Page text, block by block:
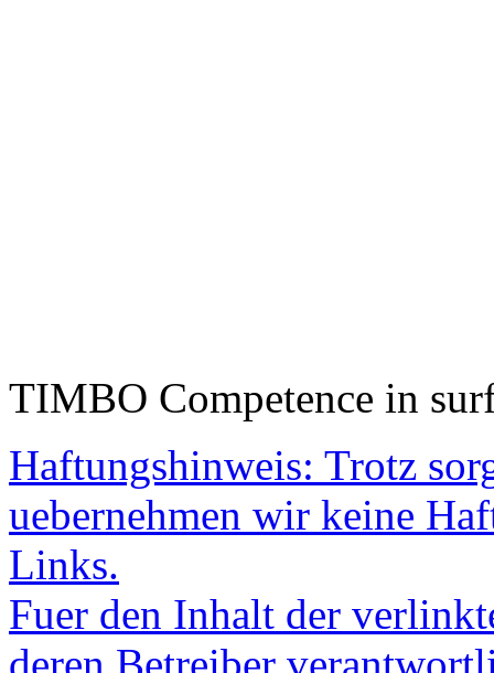
TIMBO Competence in
Haftungshinweis: Trotz
uebernehmen wir keine
Links.
Fuer den Inhalt der